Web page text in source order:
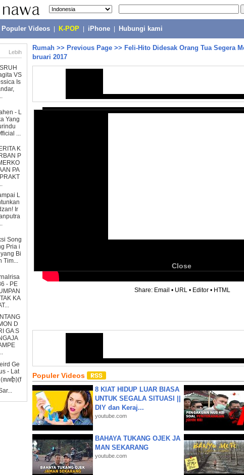
Populer Videos K-POP iPhone Hubungi kami
Lebih
VS
Is
- L
Yang
...
K
P
PA
L
Ir
Song
Pria i
Bi
Tim...
- PE
KA
D
GA S
Ge
- Lat
(ꦭꦛꦶ)(f
Rumah >> Previous Page >> Feli-Hito Didesak Orang Tua Segera
bruari 2017
Close
Share: Email • URL • Editor • HTML
Populer Videos
8 KIAT HIDUP LUAR BIASA
UNTUK SEGALA SITUASI ||
DIY dan Keraj...
youtube.com
BAHAYA TUKANG OJEK JA
MAN SEKARANG
youtube.com